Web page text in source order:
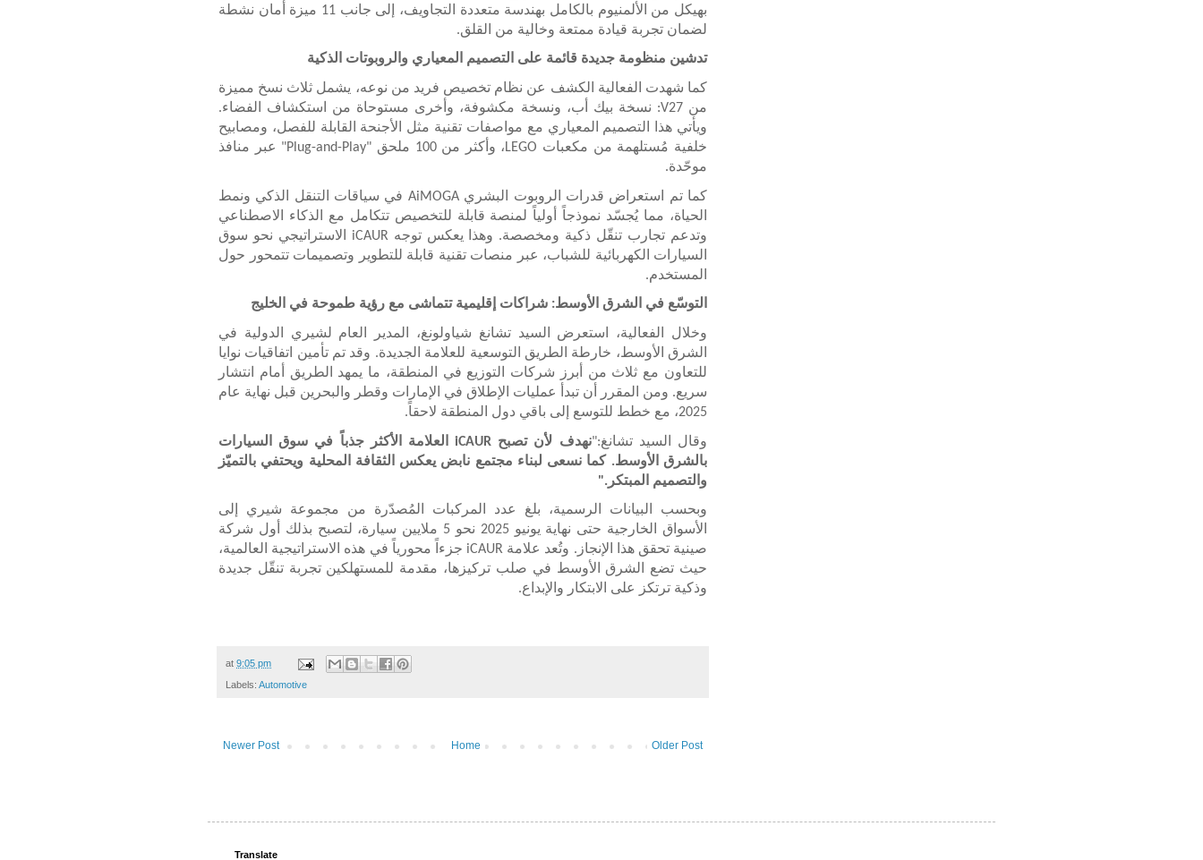
بهيكل من الألمنيوم بالكامل بهندسة متعددة التجاويف، إلى جانب 11 ميزة أمان نشطة
لضمان تجربة قيادة ممتعة وخالية من القلق.
تدشين منظومة جديدة قائمة على التصميم المعياري والروبوتات الذكية
كما شهدت الفعالية الكشف عن نظام تخصيص فريد من نوعه، يشمل ثلاث نسخ مميزة
من V27: نسخة بيك أب، ونسخة مكشوفة، وأخرى مستوحاة من استكشاف الفضاء.
ويأتي هذا التصميم المعياري مع مواصفات تقنية مثل الأجنحة القابلة للفصل، ومصابيح
خلفية مُستلهمة من مكعبات LEGO، وأكثر من 100 ملحق "Plug-and-Play" عبر منافذ
موحّدة.
كما تم استعراض قدرات الروبوت البشري AiMOGA في سياقات التنقل الذكي ونمط
الحياة، مما يُجسّد نموذجاً أولياً لمنصة قابلة للتخصيص تتكامل مع الذكاء الاصطناعي
وتدعم تجارب تنقّل ذكية ومخصصة. وهذا يعكس توجه iCAUR الاستراتيجي نحو سوق
السيارات الكهربائية للشباب، عبر منصات تقنية قابلة للتطوير وتصميمات تتمحور حول
المستخدم.
التوسّع في الشرق الأوسط: شراكات إقليمية تتماشى مع رؤية طموحة في الخليج
وخلال الفعالية، استعرض السيد تشانغ شياولونغ، المدير العام لشيري الدولية في
الشرق الأوسط، خارطة الطريق التوسعية للعلامة الجديدة. وقد تم تأمين اتفاقيات نوايا
للتعاون مع ثلاث من أبرز شركات التوزيع في المنطقة، ما يمهد الطريق أمام انتشار
سريع. ومن المقرر أن تبدأ عمليات الإطلاق في الإمارات وقطر والبحرين قبل نهاية عام
2025، مع خطط للتوسع إلى باقي دول المنطقة لاحقاً.
وقال السيد تشانغ:"
نهدف لأن تصبح iCAUR العلامة الأكثر جذباً في سوق السيارات
بالشرق الأوسط. كما نسعى لبناء مجتمع نابض يعكس الثقافة المحلية ويحتفي بالتميّز
والتصميم المبتكر."
وبحسب البيانات الرسمية، بلغ عدد المركبات المُصدّرة من مجموعة شيري إلى
الأسواق الخارجية حتى نهاية يونيو 2025 نحو 5 ملايين سيارة، لتصبح بذلك أول شركة
صينية تحقق هذا الإنجاز. وتُعد علامة iCAUR جزءاً محورياً في هذه الاستراتيجية العالمية،
حيث تضع الشرق الأوسط في صلب تركيزها، مقدمة للمستهلكين تجربة تنقّل جديدة
وذكية ترتكز على الابتكار والإبداع.
at 9:05 pm
Labels: Automotive
Newer Post Older Post
Home
Translate